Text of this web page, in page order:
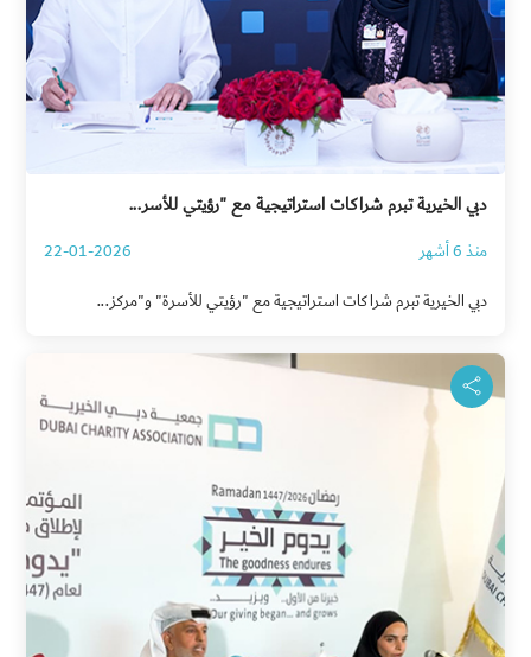
دبي الخيرية تبرم شراكات استراتيجية مع "رؤيتي للأسر...
منذ 6 أشهر
22-01-2026
دبي الخيرية تبرم شراكات استراتيجية مع "رؤيتي للأسرة" و"مركز...